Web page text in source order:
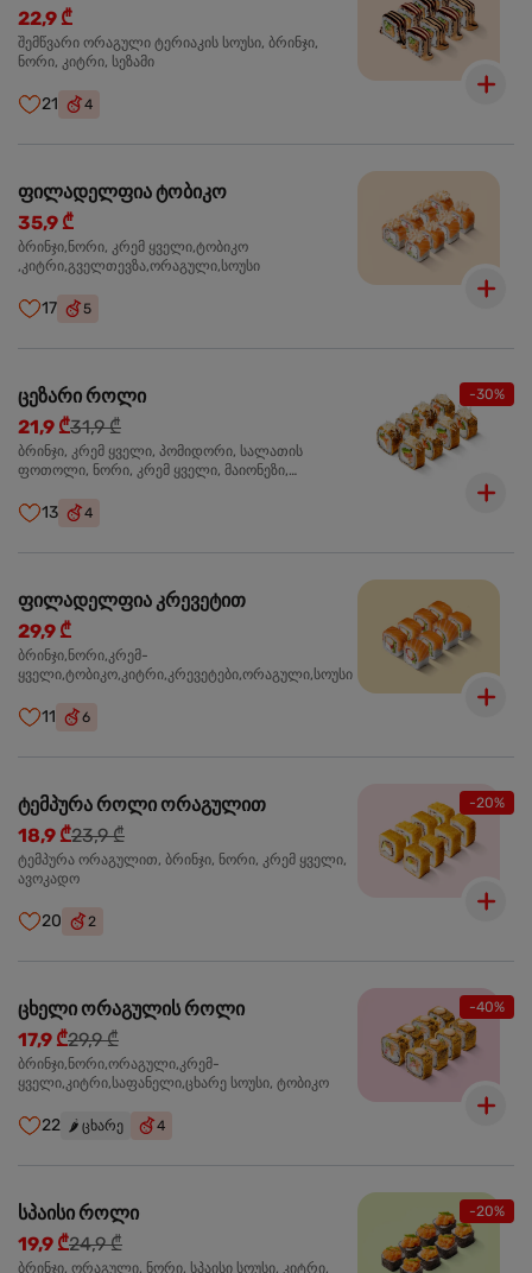
22,9 ₾
შემწვარი ორაგული ტერიაკის სოუსი, ბრინჯი,
ნორი, კიტრი, სეზამი
21 4
ფილადელფია ტობიკო
35,9 ₾
ბრინჯი,ნორი, კრემ ყველი,ტობიკო
,კიტრი,გველთევზა,ორაგული,სოუსი
17 5
-30%
ცეზარი როლი
21,9 ₾31,9 ₾
ბრინჯი, კრემ ყველი, პომიდორი, სალათის
ფოთოლი, ნორი, კრემ ყველი, მაიონეზი,
შებოლილი ქათმის ფილე
13 4
ფილადელფია კრევეტით
29,9 ₾
ბრინჯი,ნორი,კრემ-
ყველი,ტობიკო,კიტრი,კრევეტები,ორაგული,სოუსი
11 6
-20%
ტემპურა როლი ორაგულით
18,9 ₾23,9 ₾
ტემპურა ორაგულით, ბრინჯი, ნორი, კრემ ყველი,
ავოკადო
20 2
-40%
ცხელი ორაგულის როლი
17,9 ₾29,9 ₾
ბრინჯი,ნორი,ორაგული,კრემ-
ყველი,კიტრი,საფანელი,ცხარე სოუსი, ტობიკო
22 🌶️ ცხარე 4
-20%
სპაისი როლი
19,9 ₾24,9 ₾
ბრინჯი, ორაგული, ნორი, სპაისი სოუსი, კიტრი,